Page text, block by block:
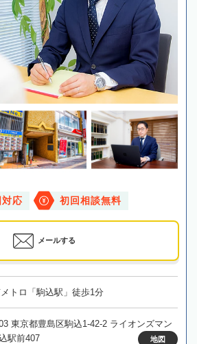
応 初回相談無料
メールする
トロ「駒込駅」徒歩1分
東京都豊島区駒込1-42-2 ライオンズマン
駅前407
地図